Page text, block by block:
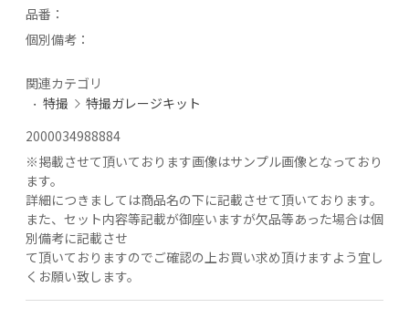
品番：
個別備考：
関連カテゴリ
特撮
特撮ガレージキット
2000034988884
※掲載させて頂いております画像はサンプル画像となっており
ます。
詳細につきましては商品名の下に記載させて頂いております。
また、セット内容等記載が御座いますが欠品等あった場合は個
別備考に記載させ
て頂いておりますのでご確認の上お買い求め頂けますよう宜し
くお願い致します。